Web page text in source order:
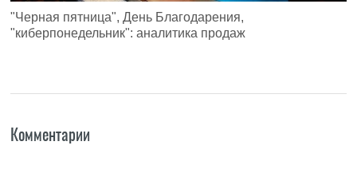
"Черная пятница", День Благодарения,
"киберпонедельник": аналитика продаж
Комментарии